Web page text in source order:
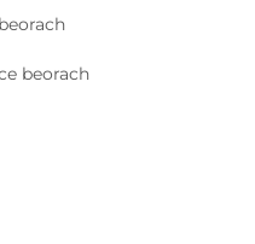
beorach